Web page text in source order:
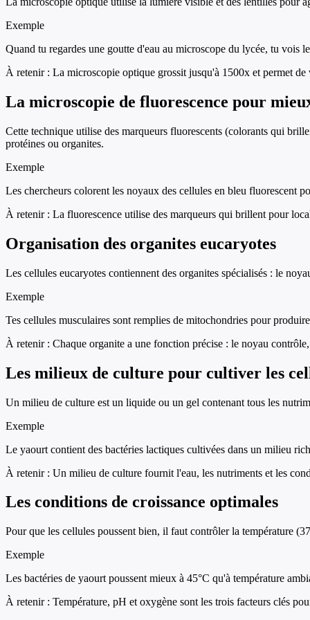
Exemple
Quand tu regardes une goutte d'eau au microscope du lycée, tu vois
À retenir : La microscopie optique grossit jusqu'à 1500x et permet de
La microscopie de fluorescence pour
Cette technique utilise des marqueurs fluorescents (colorants qui
protéines ou organites.
Exemple
Les chercheurs colorent les noyaux des cellules en bleu fluorescent
À retenir : La fluorescence utilise des marqueurs qui brillent pour
Organisation des organites eucaryotes
Les cellules eucaryotes contiennent des organites spécialisés : le
Exemple
Tes cellules musculaires sont remplies de mitochondries pour
À retenir : Chaque organite a une fonction précise : le noyau
Les milieux de culture pour cultiver les
Un milieu de culture est un liquide ou un gel contenant tous les
Exemple
Le yaourt contient des bactéries lactiques cultivées dans un milieu
À retenir : Un milieu de culture fournit l'eau, les nutriments et les
Les conditions de croissance optimales
Pour que les cellules poussent bien, il faut contrôler la température
Exemple
Les bactéries de yaourt poussent mieux à 45°C qu'à température
À retenir : Température, pH et oxygène sont les trois facteurs clés